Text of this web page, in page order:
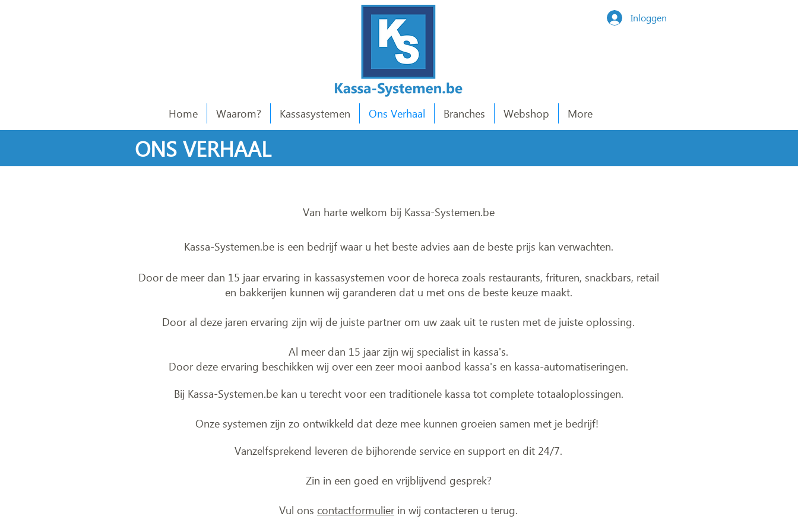
Inloggen
Home Waarom? Kassasystemen Ons Verhaal Branches Webshop More
ONS VERHAAL
Van harte welkom bij Kassa-Systemen.be
Kassa-Systemen.be is een bedrijf waar u het beste advies aan de beste prijs kan verwachten.
Door de meer dan 15 jaar ervaring in kassasystemen voor de horeca zoals restaurants, frituren, snackbars, retail
en bakkerijen kunnen wij garanderen dat u met ons de beste keuze maakt.
Door al deze jaren ervaring zijn wij de juiste partner om uw zaak uit te rusten met de juiste oplossing.
Al meer dan 15 jaar zijn wij specialist in kassa's.
Door deze ervaring beschikken wij over een zeer mooi aanbod kassa's en kassa-automatiseringen.
Bij Kassa-Systemen.be kan u terecht voor een traditionele kassa tot complete totaaloplossingen.
Onze systemen zijn zo ontwikkeld dat deze mee kunnen groeien samen met je bedrijf!
Vanzelfsprekend leveren de bijhorende service en support en dit 24/7.
Zin in een goed en vrijblijvend gesprek?
Vul ons contactformulierin wij contacteren u terug.